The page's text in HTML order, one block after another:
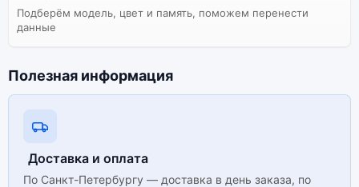
Подберём модель, цвет и память, поможем перенести
данные
Полезная информация
Доставка и оплата
По Санкт-Петербургу — доставка в день заказа, по